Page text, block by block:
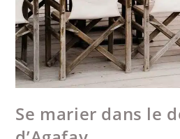
Se marier dans le